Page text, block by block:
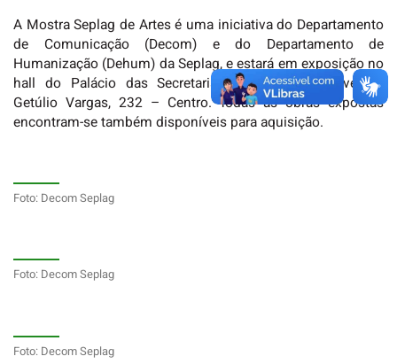
A Mostra Seplag de Artes é uma iniciativa do Departamento
de Comunicação (Decom) e do Departamento de
Humanização (Dehum) da Seplag, e estará em exposição no
hall do Palácio das Secretarias, localizado na Avenida
Getúlio Vargas, 232 – Centro. Todas as obras expostas
encontram-se também disponíveis para aquisição.
Foto: Decom Seplag
Foto: Decom Seplag
Foto: Decom Seplag